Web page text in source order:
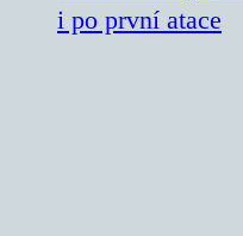
i po první atace